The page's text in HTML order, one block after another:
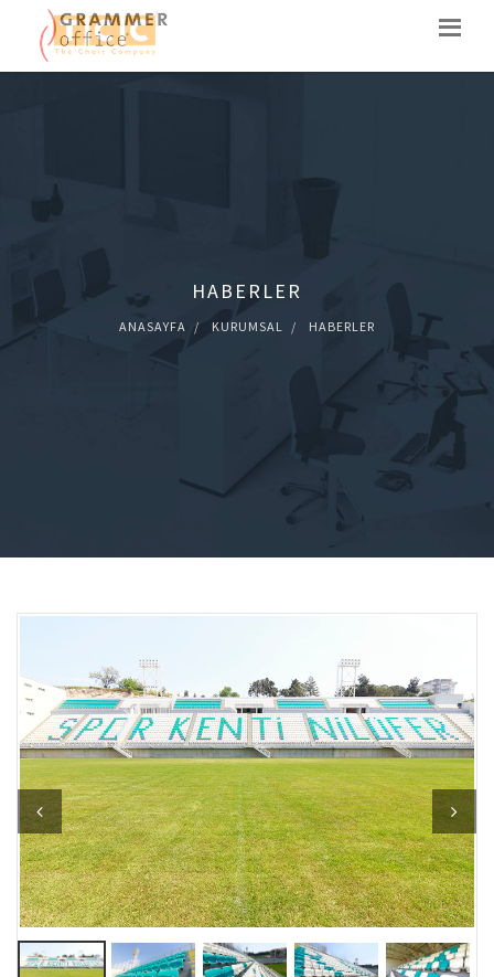
HABERLER
ANASAYFA KURUMSAL HABERLER
Previous Next